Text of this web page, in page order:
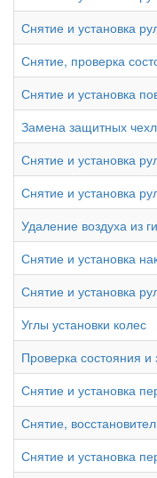
Снятие и установка
Снятие, проверка
Снятие и установка
Замена защитных
Снятие и установка
Снятие и установка
Удаление воздуха из
Снятие и установка
Снятие и установка
Углы установки колес
Проверка состояния и
Снятие и установка
Снятие,
Снятие и установка